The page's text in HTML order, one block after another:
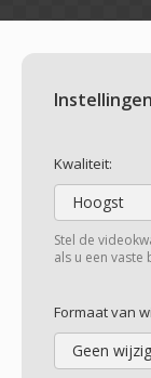
Instellingen
Kwaliteit:
Hoogst
Stel de
als u een vaste
Formaat van
Geen